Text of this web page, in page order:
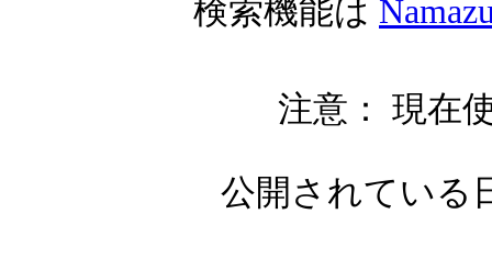
検索機能は
注意： 現在
公開されている